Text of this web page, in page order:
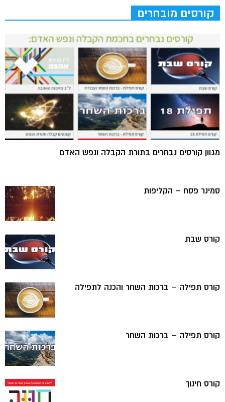
קורסים מובחרים
מגוון קורסים נבחרים בתורת הקבלה ונפש האדם
סמינר פסח – הקליפות
קורס שבת
קורס תפילה – ברכות השחר והכנה לתפילה
קורס תפילה – ברכות השחר
קורס חינוך